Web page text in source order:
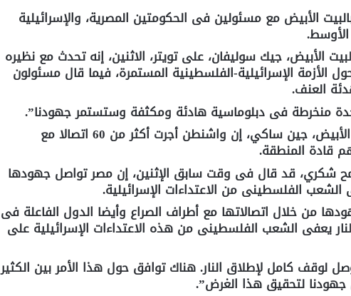
الأبيض مع مسئولين فى الحكومتين المصرية، والإسرائيلية
الأبيض، جيك سوليفان، على تويتر، الاثنين، إنه تحدث مع نظيره
الأزمة الإسرائيلية-الفلسطينية المستمرة، فيما قال مسئولون
العنف.
منخرطة فى دبلوماسية هادئة ومكثفة وستستمر جهودنا”.
كما قالت المتحدثة باسم البيت الأبيض، جين ساكي، إن واشنطن أجرت أكثر من 60 اتصالا مع
قادة المنطقة.
شكري، قد قال فى وقت سابق الإثنين، إن مصر تواصل جهودها
الفلسطينى من الاعتداءات الإسرائيلية.
من خلال اتصالاتها مع أطراف الصراع وأيضا الدول الفاعلة فى
يعفى الشعب الفلسطينى من هذه الاعتداءات الإسرائيلية على
لوقف كامل لإطلاق النار. هناك توافق حول هذا الأمر بين الكثير
لتحقيق هذا الغرض”.